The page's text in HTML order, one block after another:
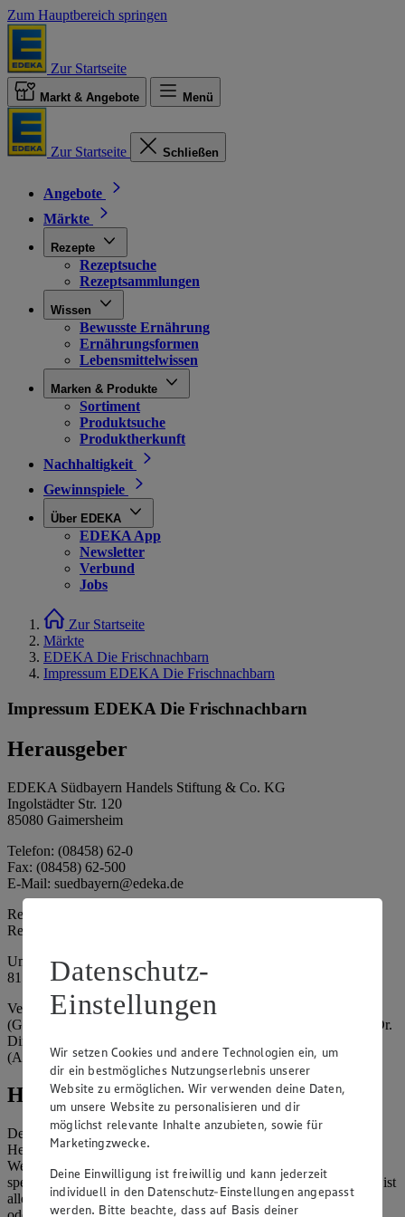
Zum Hauptbereich springen
Zur Startseite
Markt & Angebote Menü
Zur Startseite Schließen
Angebote
Märkte
Rezepte
Rezeptsuche
Rezeptsammlungen
Wissen
Bewusste Ernährung
Ernährungsformen
Lebensmittelwissen
Marken & Produkte
Sortiment
Produktsuche
Produktherkunft
Nachhaltigkeit
Gewinnspiele
Über EDEKA
EDEKA App
Newsletter
Verbund
Jobs
Zur Startseite
Märkte
EDEKA Die Frischnachbarn
Impressum EDEKA Die Frischnachbarn
Impressum EDEKA Die Frischnachbarn
Herausgeber
EDEKA Südbayern Handels Stiftung & Co. KG
Ingolstädter Str. 120
85080 Gaimersheim
Telefon: (08458) 62-0
Fax: (08458) 62-500
E-Mail: suedbayern@edeka.de
Registergericht: Amtsgericht Ingolstadt
Registernummer: HRA 3325
Umsatzsteuer-Identifikationsnummer gem. § 27a UStG: DE
815764015
Vertretungsberechtigte: EDEKA Südbayern Handelsstiftung
(Gesellschafter), Claus Hollinger (Vorstandsmitglied, Sprecher), Dr.
Dirk Eßmann (Vorstandsmitglied), Leo Schwaiberger
(Aufsichtsratsvorsitzender)
Hinweise
Der Inhalt dieser Website ist urheberrechtlich geschützt. Der
Herausgeber gewährt Ihnen jedoch das Recht, den auf dieser
Website bereitgestellten Text ganz oder ausschnittsweise zu
speichern und zu vervielfältigen. Aus Gründen des Urheberrechts ist
allerdings die Speicherung und Vervielfältigung von Bildmaterial
Datenschutz-
Einstellungen
Wir setzen Cookies und andere Technologien ein, um
dir ein bestmögliches Nutzungserlebnis unserer
Website zu ermöglichen. Wir verwenden deine Daten,
um unsere Website zu personalisieren und dir
möglichst relevante Inhalte anzubieten, sowie für
Marketingzwecke.
Deine Einwilligung ist freiwillig und kann jederzeit
individuell in den Datenschutz-Einstellungen angepasst
werden. Bitte beachte, dass auf Basis deiner